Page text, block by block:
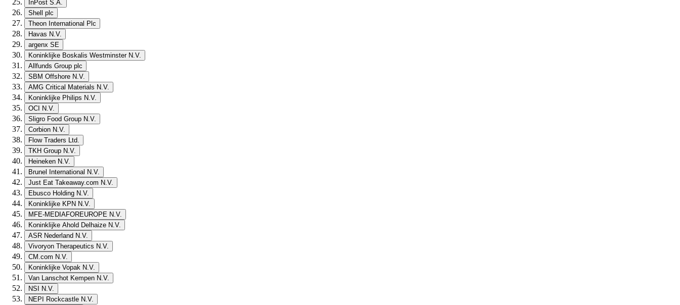
InPost S.A.
Shell plc
Theon International Plc
Havas N.V.
argenx SE
Koninklijke Boskalis Westminster N.V.
Allfunds Group plc
SBM Offshore N.V.
AMG Critical Materials N.V.
Koninklijke Philips N.V.
OCI N.V.
Sligro Food Group N.V.
Corbion N.V.
Flow Traders Ltd.
TKH Group N.V.
Heineken N.V.
Brunel International N.V.
Just Eat Takeaway.com N.V.
Ebusco Holding N.V.
Koninklijke KPN N.V.
MFE-MEDIAFOREUROPE N.V.
Koninklijke Ahold Delhaize N.V.
ASR Nederland N.V.
Vivoryon Therapeutics N.V.
CM.com N.V.
Koninklijke Vopak N.V.
Van Lanschot Kempen N.V.
NSI N.V.
NEPI Rockcastle N.V.